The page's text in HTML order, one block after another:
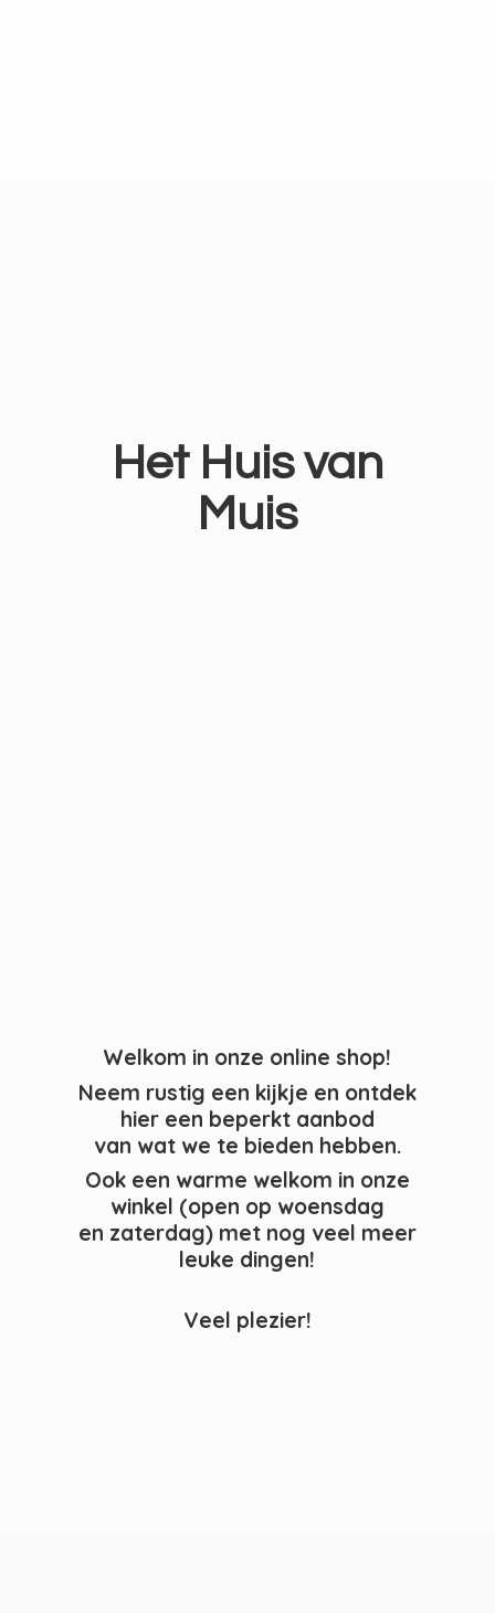
Het Huisvan
Muis
Welkom in onze online shop!
Neem rustig een kijkje en ontdek
hier een beperkt aanbod
van wat we te bieden hebben.
Ook een warme welkom in onze
winkel (open op woensdag
en zaterdag) met nog veel meer
leuke dingen!
Veel plezier!